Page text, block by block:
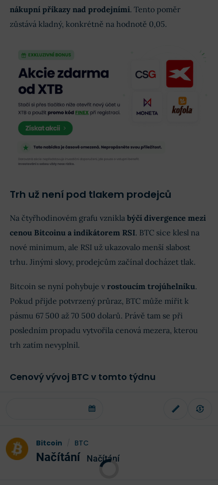
nákupní příkazy nad prodejními. Tento poměr
zůstává kladný, konkrétně na hodnotě 0,05.
Trh už není pod tlakem prodejců
Na čtyřhodinovém grafu vznikla býčí divergence mezi
cenou Bitcoinu a indikátorem RSI. BTC sice klesl na
nové minimum, ale RSI už ukazovalo menší slabost
trhu. Jinými slovy, prodejcům začínal docházet tlak.
Bitcoin se nyní pohybuje v rostoucím trojúhelníku.
Pokud přijde potvrzený průraz, BTC může mířit k
pásmu 67 500 až 70 500 dolarů. Právě tam se při
posledním propadu vytvořila cenová mezera, kterou
trh zatím nevyplnil.
Cenový vývoj BTC v tomto týdnu
Bitcoin BTC
Načítání Načítání